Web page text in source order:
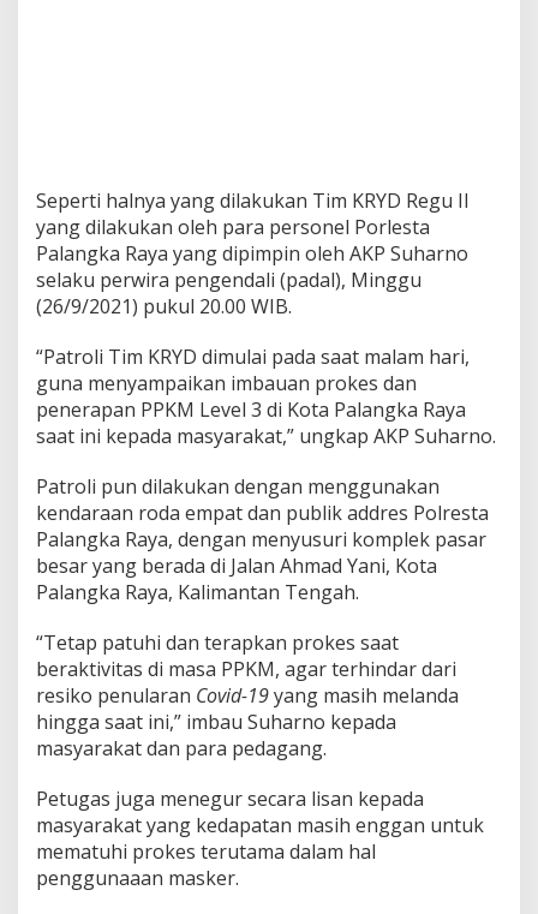
r
o
k
e
s
d
n
P
P
K
M
e
v
e
l
3
Seperti halnya yang dilakukan Tim KRYD Regu II
yang dilakukan oleh para personel Porlesta
Palangka Raya yang dipimpin oleh AKP Suharno
selaku perwira pengendali (padal), Minggu
(26/9/2021) pukul 20.00 WIB.
“Patroli Tim KRYD dimulai pada saat malam hari,
guna menyampaikan imbauan prokes dan
penerapan PPKM Level 3 di Kota Palangka Raya
saat ini kepada masyarakat,” ungkap AKP Suharno.
Patroli pun dilakukan dengan menggunakan
kendaraan roda empat dan publik addres Polresta
Palangka Raya, dengan menyusuri komplek pasar
besar yang berada di Jalan Ahmad Yani, Kota
Palangka Raya, Kalimantan Tengah.
“Tetap patuhi dan terapkan prokes saat
beraktivitas di masa PPKM, agar terhindar dari
resiko penularan Covid-19yang masih melanda
hingga saat ini,” imbau Suharno kepada
masyarakat dan para pedagang.
Petugas juga menegur secara lisan kepada
masyarakat yang kedapatan masih enggan untuk
mematuhi prokes terutama dalam hal
penggunaaan masker.